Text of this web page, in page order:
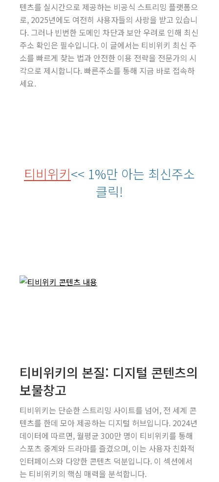
텐츠를 실시간으로 제공하는 비공식 스트리밍 플랫폼으
로, 2025년에도 여전히 사용자들의 사랑을 받고 있습니
다. 그러나 빈번한 도메인 차단과 보안 우려로 인해 최신
주소 확인은 필수입니다. 이 글에서는 티비위키 최신 주
소를 빠르게 찾는 법과 안전한 이용 전략을 전문가의 시
각으로 제시합니다. 빠른주소를 통해 지금 바로 접속하
세요.
티비위키<< 1%만 아는 최신주소
클릭!
티비위키의 본질: 디지털 콘텐츠의
보물창고
티비위키는 단순한 스트리밍 사이트를 넘어, 전 세계 콘
텐츠를 한데 모아 제공하는 디지털 허브입니다. 2024년
데이터에 따르면, 월평균 300만 명이 티비위키를 통해
스포츠 중계와 드라마를 즐겼으며, 이는 사용자 친화적
인터페이스와 다양한 콘텐츠 덕분입니다. 이 섹션에서
는 티비위키의 핵심 매력을 분석합니다.